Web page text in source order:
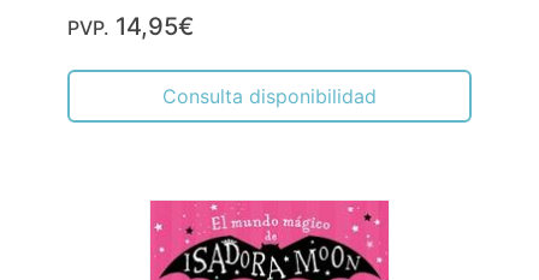
PVP. 14,95€
Consulta disponibilidad